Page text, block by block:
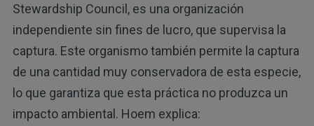
Stewardship Council, es una organización
independiente sin fines de lucro, que supervisa la
captura. Este organismo también permite la captura
de una cantidad muy conservadora de esta especie,
lo que garantiza que esta práctica no produzca un
impacto ambiental. Hoem explica: